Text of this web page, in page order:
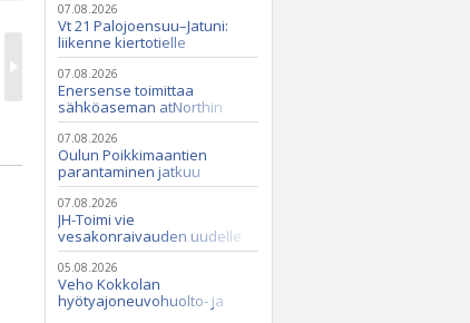
07.08.2026
Vt 21 Palojoensuu–Jatuni:
liikenne kiertotielle
Nunasjoen silloilla
07.08.2026
Enersense toimittaa
sähköaseman atNorthin
datakeskukseen
07.08.2026
Oulun Poikkimaantien
parantaminen jatkuu
07.08.2026
JH-Toimi vie
vesakonraivauden uudelle
tasolle Casen ja Seppi-
murskaimen avulla
05.08.2026
Veho Kokkolan
hyötyajoneuvohuolto- ja